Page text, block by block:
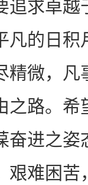
追求卓越
凡的日积
精微，凡
之路。希
奋进之姿
艰难困苦